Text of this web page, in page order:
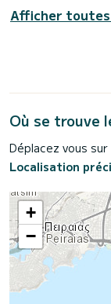
Afficher
Où se trouve
Déplacez vous
Localisation
+
−